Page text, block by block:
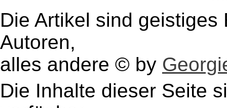
Die Artikel sind
Autoren,
alles andere © by
Die Inhalte dieser Seite